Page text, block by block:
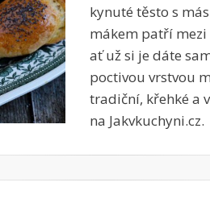
kynuté těsto s
mákem patří
ať už si je dáte
poctivou vrstvou
tradiční, křehké a
na Jakvkuchyni.cz.